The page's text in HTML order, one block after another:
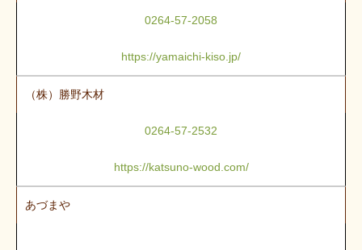
0264-57-2058
https://yamaichi-kiso.jp/
（株）勝野木材
0264-57-2532
https://katsuno-wood.com/
あづまや